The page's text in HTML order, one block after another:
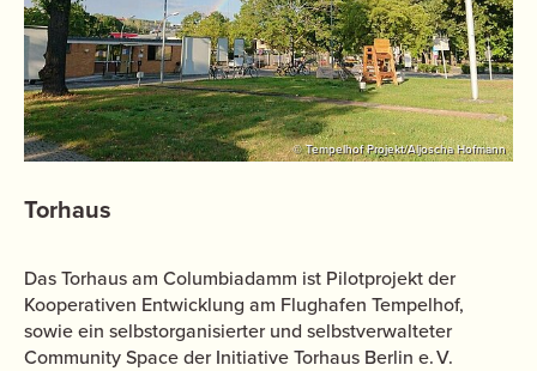
© Tempelhof Projekt/Aljoscha Hofmann
Torhaus
Das Torhaus am Columbiadamm ist Pilotprojekt der
Kooperativen Entwicklung am Flughafen Tempelhof,
sowie ein selbstorganisierter und selbstverwalteter
Community Space der Initiative Torhaus Berlin e. V.